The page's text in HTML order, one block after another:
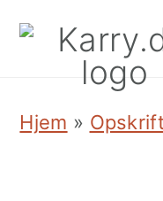
Skip
navigation
Skip
content
Skip
sidebar
Hjem »